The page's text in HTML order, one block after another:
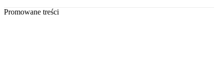
Promowane treści